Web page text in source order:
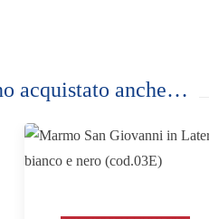
acquistato anche…